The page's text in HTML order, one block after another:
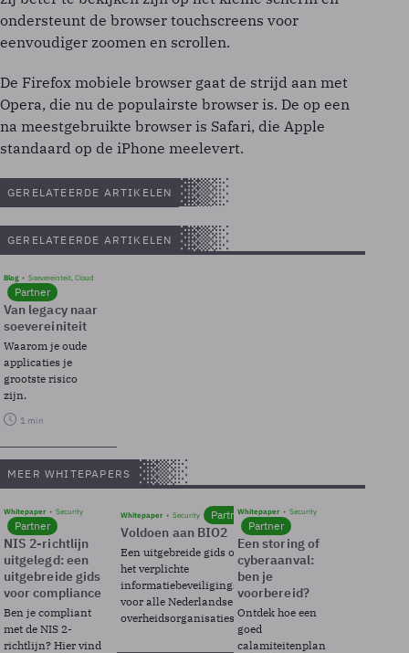
ondersteunt de browser touchscreens voor
eenvoudiger zoomen en scrollen.
De Firefox mobiele browser gaat de strijd aan met
Opera, die nu de populairste browser is. De op een
na meestgebruikte browser is Safari, die Apple
standaard op de iPhone meelevert.
GERELATEERDE ARTIKELEN
GERELATEERDE ARTIKELEN
Blog Soevereinteit, Cloud
Partner
Van legacy naar
soevereiniteit
Waarom je oude
applicaties je
grootste risico
zijn.
1 min
MEER WHITEPAPERS
Whitepaper Security
Partner
NIS 2-richtlijn
uitgelegd: een
uitgebreide gids
voor compliance
Ben je compliant
met de NIS 2-
richtlijn? Hier vind
Whitepaper Security Partner
Voldoen aan BIO2
Een uitgebreide gids over BIO2,
het verplichte
informatiebeveiligingsframework
voor alle Nederlandse
overheidsorganisaties.
Whitepaper Security
Partner
Een storing of
cyberaanval:
ben je
voorbereid?
Ontdek hoe een
goed
calamiteitenplan